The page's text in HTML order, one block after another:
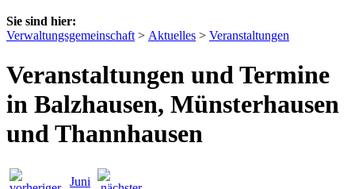
Sie sind hier:
Verwaltungsgemeinschaft > Aktuelles > Veranstaltungen
Veranstaltungen und Termine
in Balzhausen, Münsterhausen
und Thannhausen
Juni